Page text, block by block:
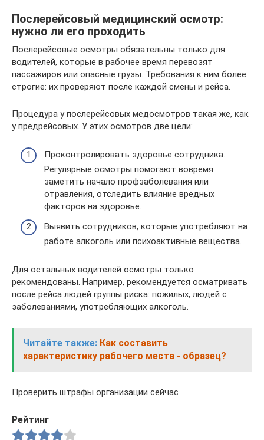
Послерейсовый медицинский осмотр:
нужно ли его проходить
Послерейсовые осмотры обязательны только для
водителей, которые в рабочее время перевозят
пассажиров или опасные грузы. Требования к ним более
строгие: их проверяют после каждой смены и рейса.
Процедура у послерейсовых медосмотров такая же, как
у предрейсовых. У этих осмотров две цели:
Проконтролировать здоровье сотрудника.
Регулярные осмотры помогают вовремя
заметить начало профзаболевания или
отравления, отследить влияние вредных
факторов на здоровье.
Выявить сотрудников, которые употребляют на
работе алкоголь или психоактивные вещества.
Для остальных водителей осмотры только
рекомендованы. Например, рекомендуется осматривать
после рейса людей группы риска: пожилых, людей с
заболеваниями, употребляющих алкоголь.
Читайте также: Как составить
характеристику рабочего места - образец?
Проверить штрафы организации сейчас
Рейтинг